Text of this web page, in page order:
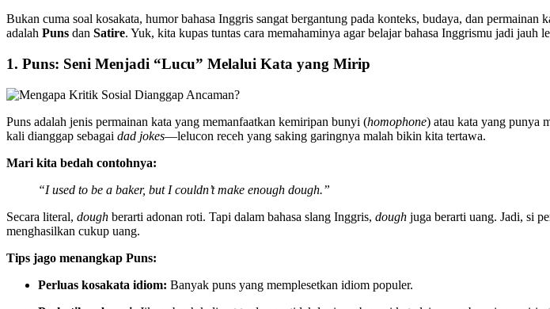
Bukan cuma soal kosakata, humor bahasa Inggris sangat bergantung pada konteks, budaya, dan
adalah Puns dan Satire. Yuk, kita kupas tuntas cara memahaminya agar belajar bahasa Inggrismu jadi jauh
1. Puns: Seni Menjadi “Lucu” Melalui Kata yang Mirip
Puns adalah jenis permainan kata yang memanfaatkan kemiripan bunyi (homophone) atau kata yang punya
kali dianggap sebagai dad jokes—lelucon receh yang saking garingnya malah bikin kita tertawa.
Mari kita bedah contohnya:
“I used to be a baker, but I couldn’t make enough dough.”
Secara literal, dough berarti adonan roti. Tapi dalam bahasa slang Inggris, dough juga berarti uang. Jadi, si
menghasilkan cukup uang.
Tips jago menangkap Puns:
Perluas kosakata idiom: Banyak puns yang memplesetkan idiom populer.